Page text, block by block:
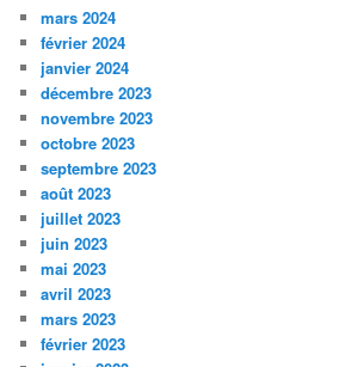
mars 2024
février 2024
janvier 2024
décembre 2023
novembre 2023
octobre 2023
septembre 2023
août 2023
juillet 2023
juin 2023
mai 2023
avril 2023
mars 2023
février 2023